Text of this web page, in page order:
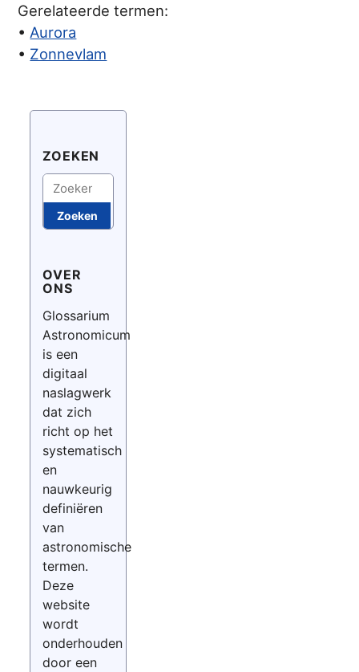
Gerelateerde termen:
• Aurora
• Zonnevlam
ZOEKEN
Zoeken
Zoeken
OVER
ONS
Glossarium
Astronomicum
is een
digitaal
naslagwerk
dat zich
richt op het
systematisch
en
nauwkeurig
definiëren
van
astronomische
termen.
Deze
website
wordt
onderhouden
door een